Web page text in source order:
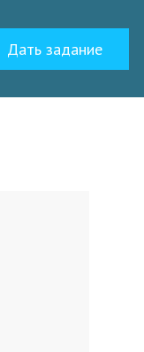
Дать задание